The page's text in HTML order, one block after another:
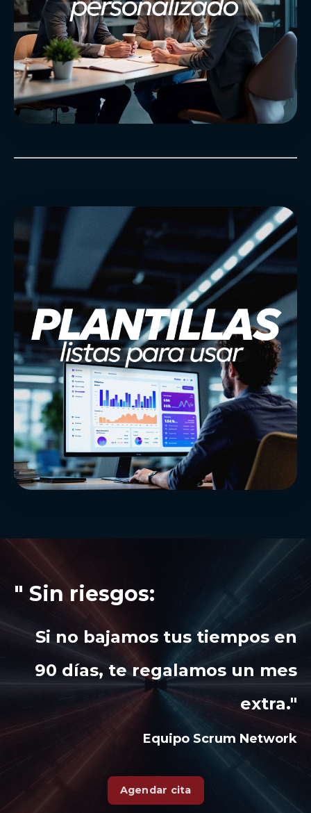
" Sin riesgos:
Si no bajamos tus tiempos en
90 días, te regalamos un mes
extra."
Equipo Scrum Network
Agendar cita